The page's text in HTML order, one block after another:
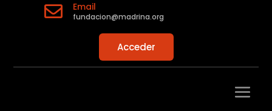
 Email
fundacion@madrina.org
Acceder